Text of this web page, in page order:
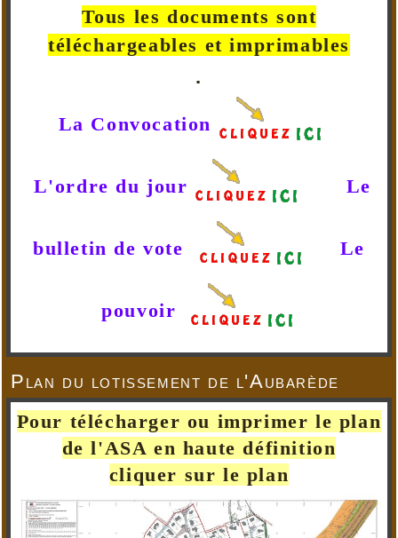
Tous les documents sont
téléchargeables et imprimables
.
La Convocation
L'ordre du jour Le
bulletin de vote Le
pouvoir
Plan du lotissement de l'Aubarède
Pour télécharger ou imprimer le plan
de l'ASA en haute définition
cliquer sur le plan